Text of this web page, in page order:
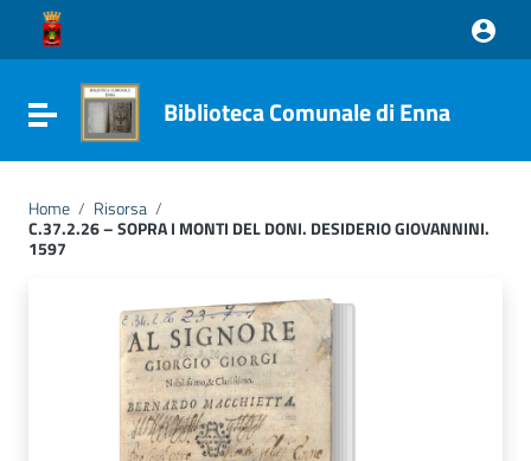
Vai ai contenuti
Vai al menu di navigazione
Vai al footer
Attiva / disattiva la navigazione
Biblioteca Comunale di Enna
Home / Risorsa /
C.37.2.26 – SOPRA I MONTI DEL DONI. DESIDERIO GIOVANNINI.
1597